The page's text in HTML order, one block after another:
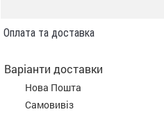
Оплата та доставка
Варіанти доставки
Нова Пошта
Самовивіз